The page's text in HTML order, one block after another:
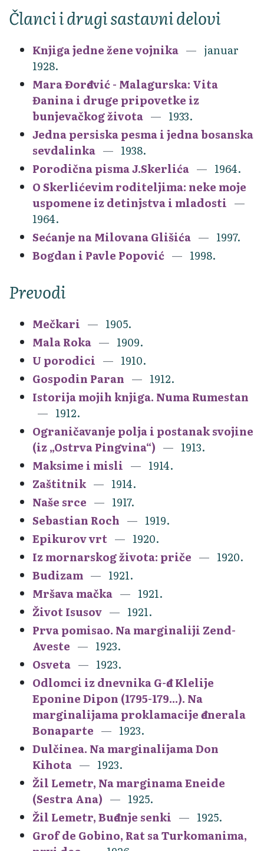
Članci i drugi sastavni delovi
Knjiga jedne žene vojnika
januar
1928.
Mara Đorđević - Malagurska: Vita
Đanina i druge pripovetke iz
bunjevačkog života
1933.
Jedna persiska pesma i jedna bosanska
sevdalinka
1938.
Porodična pisma J.Skerlića
1964.
O Skerlićevim roditeljima: neke moje
uspomene iz detinjstva i mladosti
1964.
Sećanje na Milovana Glišića
1997.
Bogdan i Pavle Popović
1998.
Prevodi
Mečkari
1905.
Mala Roka
1909.
U porodici
1910.
Gospodin Paran
1912.
Istorija mojih knjiga. Numa Rumestan
1912.
Ograničavanje polja i postanak svojine
(iz „Ostrva Pingvina“)
1913.
Maksime i misli
1914.
Zaštitnik
1914.
Naše srce
1917.
Sebastian Roch
1919.
Epikurov vrt
1920.
Iz mornarskog života: priče
1920.
Budizam
1921.
Mršava mačka
1921.
Život Isusov
1921.
Prva pomisao. Na marginaliji Zend-
Aveste
1923.
Osveta
1923.
Odlomci iz dnevnika G-đe Klelije
Eponine Dipon (1795-179...). Na
marginalijama proklamacije đenerala
Bonaparte
1923.
Dulčinea. Na marginalijama Don
Kihota
1923.
Žil Lemetr, Na marginama Eneide
(Sestra Ana)
1925.
Žil Lemetr, Buđenje senki
1925.
Grof de Gobino, Rat sa Turkomanima,